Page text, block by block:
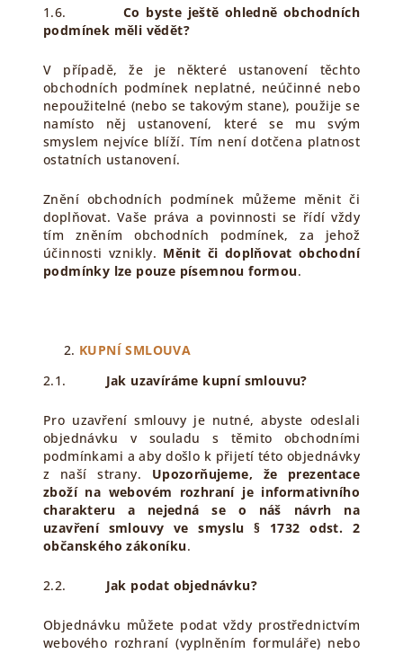
1.6.
Co byste ještě ohledně obchodních
podmínek měli vědět?
V případě, že je některé ustanovení těchto
obchodních podmínek neplatné, neúčinné nebo
nepoužitelné (nebo se takovým stane), použije se
namísto něj ustanovení, které se mu svým
smyslem nejvíce blíží. Tím není dotčena platnost
ostatních ustanovení.
Znění obchodních podmínek můžeme měnit či
doplňovat. Vaše práva a povinnosti se řídí vždy
tím zněním obchodních podmínek, za jehož
účinnosti vznikly. Měnit či doplňovat obchodní
podmínky lze pouze písemnou formou.
KUPNÍ SMLOUVA
2.1.
Jak uzavíráme kupní smlouvu?
Pro uzavření smlouvy je nutné, abyste odeslali
objednávku v souladu s těmito obchodními
podmínkami a aby došlo k přijetí této objednávky
z naší strany.
Upozorňujeme, že
prezentace
zboží na webovém rozhraní je informativního
charakteru a nejedná se o náš návrh na
uzavření smlouvy ve smyslu § 1732 odst. 2
občanského zákoníku.
2.2. Jak podat objednávku?
Objednávku můžete podat vždy prostřednictvím
webového rozhraní (vyplněním formuláře) nebo